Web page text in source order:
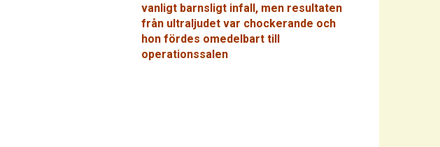
vanligt barnsligt infall, men resultaten
från ultraljudet var chockerande och
hon fördes omedelbart till
operationssalen